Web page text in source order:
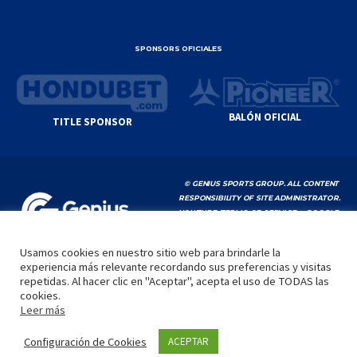
SPONSORS OFICIALES
TITLE SPONSOR BALÓN OFICIAL
© GENIUS SPORTS GROUP. ALL CONTENT
RESPONSIBILITY OF SITE ADMINISTRATOR.
YOUTUBE TERMS OF SERVICE|GOOGLE
INICIO LA LIGA VIDEOS MEDIA CONTACTO
Usamos cookies en nuestro sitio web para brindarle la
experiencia más relevante recordando sus preferencias y visitas
repetidas. Al hacer clic en "Aceptar", acepta el uso de TODAS las
cookies.
Leer más
Configuración de Cookies ACEPTAR